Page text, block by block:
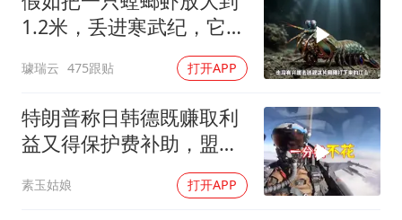
云南一男子胃中取出180颗铁钉
以军士兵把枪口对准中国记者
奋力开创中国式现代化建设新局面
1.2米，丢进寒武纪，它能
璩瑞云 475跟贴 打开APP
特朗普称日韩德既赚取利
益又得保护费补助，盟友
素玉姑娘 打开APP